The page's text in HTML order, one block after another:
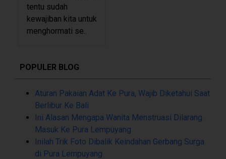
tentu sudah
kewajiban kita untuk
menghormati se..
POPULER BLOG
Aturan Pakaian Adat Ke Pura, Wajib Diketahui Saat
Berlibur Ke Bali
Ini Alasan Mengapa Wanita Menstruasi Dilarang
Masuk Ke Pura Lempuyang
Inilah Trik Foto Dibalik Keindahan Gerbang Surga
di Pura Lempuyang